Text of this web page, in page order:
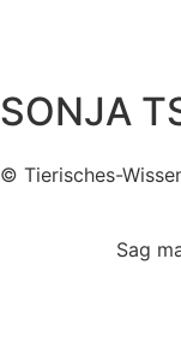
SONJA
© Tierisches-
Sag